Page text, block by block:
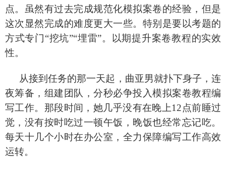
点。虽然有过去完成规范化模拟案卷的经验，但是
这次显然完成的难度更大一些。特别是要以考题的
方式专门“挖坑”“埋雷”。以期提升案卷教程的实效
性。
从接到任务的那一天起，曲亚男就扑下身子，连
夜筹备，组建团队，分秒必争投入模拟案卷教程编
写工作。那段时间，她几乎没有在晚上12点前睡过
觉，没有按时吃过一顿午饭，晚饭也经常忘记吃。
每天十几个小时在办公室，全力保障编写工作高效
运转。